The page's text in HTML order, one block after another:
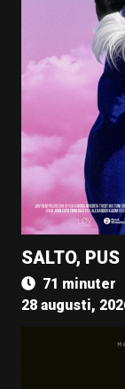
SALTO,
71 minuter
28 augusti,